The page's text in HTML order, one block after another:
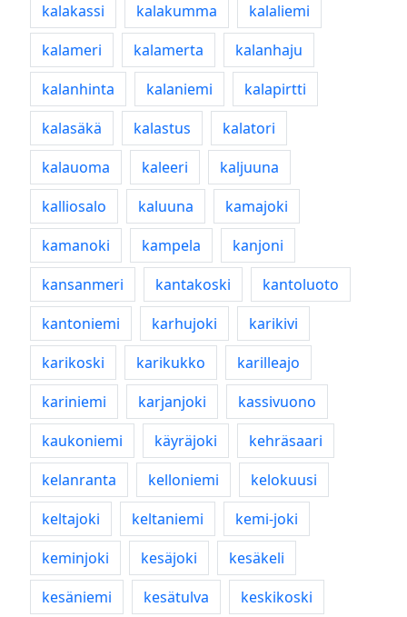
kalakassi
kalakumma
kalaliemi
kalameri
kalamerta
kalanhaju
kalanhinta
kalaniemi
kalapirtti
kalasäkä
kalastus
kalatori
kalauoma
kaleeri
kaljuuna
kalliosalo
kaluuna
kamajoki
kamanoki
kampela
kanjoni
kansanmeri
kantakoski
kantoluoto
kantoniemi
karhujoki
karikivi
karikoski
karikukko
karilleajo
kariniemi
karjanjoki
kassivuono
kaukoniemi
käyräjoki
kehräsaari
kelanranta
kelloniemi
kelokuusi
keltajoki
keltaniemi
kemi-joki
keminjoki
kesäjoki
kesäkeli
kesäniemi
kesätulva
keskikoski